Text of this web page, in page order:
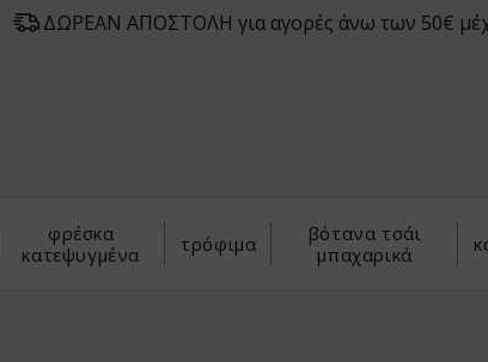
ΔΩΡΕΑΝ ΑΠΟΣΤΟΛΗ για αγορές άνω των 50€
φρέσκα
κατεψυγμένα
τρόφιμα
βότανα τσάι
μπαχαρικά